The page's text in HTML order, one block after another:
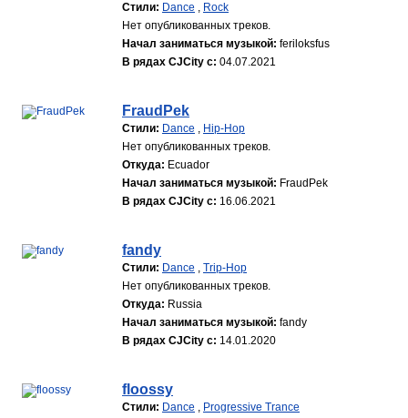
Стили: Dance , Rock
Нет опубликованных треков.
Начал заниматься музыкой: feriloksfus
В рядах CJCity с: 04.07.2021
FraudPek
Стили: Dance , Hip-Hop
Нет опубликованных треков.
Откуда: Ecuador
Начал заниматься музыкой: FraudPek
В рядах CJCity с: 16.06.2021
fandy
Стили: Dance , Trip-Hop
Нет опубликованных треков.
Откуда: Russia
Начал заниматься музыкой: fandy
В рядах CJCity с: 14.01.2020
floossy
Стили: Dance , Progressive Trance